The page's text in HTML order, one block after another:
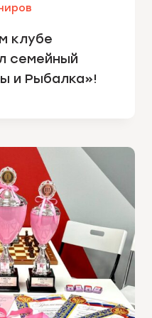
клубе
семейный
и Рыбалка»!